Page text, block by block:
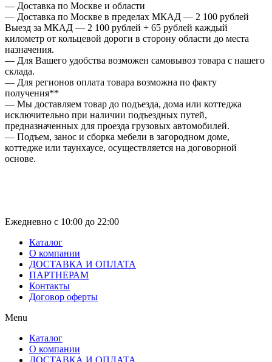
— Доставка по Москве и области
— Доставка по Москве в пределах МКАД — 2 100 рублей
Выезд за МКАД — 2 100 рублей + 65 рублей каждый
километр от кольцевой дороги в сторону области до места
назначения.
— Для Вашего удобства возможен самовывоз товара с нашего
склада.
— Для регионов оплата товара возможна по факту
получения**
— Мы доставляем товар до подъезда, дома или коттеджа
исключительно при наличии подъездных путей,
предназначенных для проезда грузовых автомобилей.
— Подъем, занос и сборка мебели в загородном доме,
коттедже или таунхаусе, осуществляется на договорной
основе.
Ежедневно с 10:00 до 22:00
Каталог
О компании
ДОСТАВКА И ОПЛАТА
ПАРТНЕРАМ
Контакты
Договор оферты
Menu
Каталог
О компании
ДОСТАВКА И ОПЛАТА